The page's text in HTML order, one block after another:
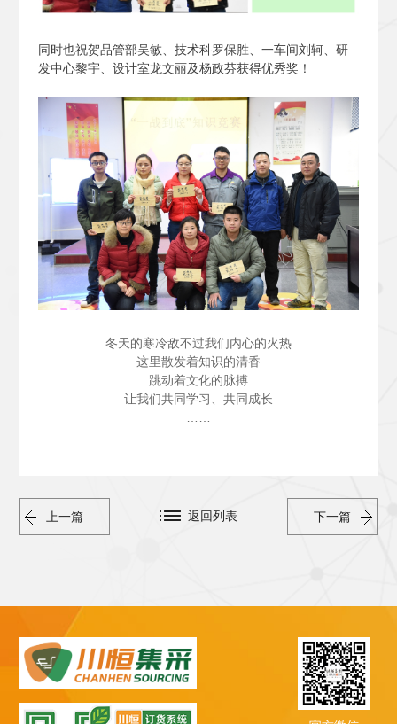
同时也祝贺品管部吴敏、技术科罗保胜、一车间刘轲、研
发中心黎宇、设计室龙文丽及杨政芬获得优秀奖！
冬天的寒冷敌不过我们内心的火热
这里散发着知识的清香
跳动着文化的脉搏
让我们共同学习、共同成长
上一篇 下一篇
返回列表